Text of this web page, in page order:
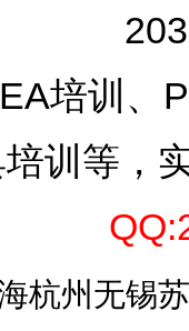
培训
训等，
杭州无锡